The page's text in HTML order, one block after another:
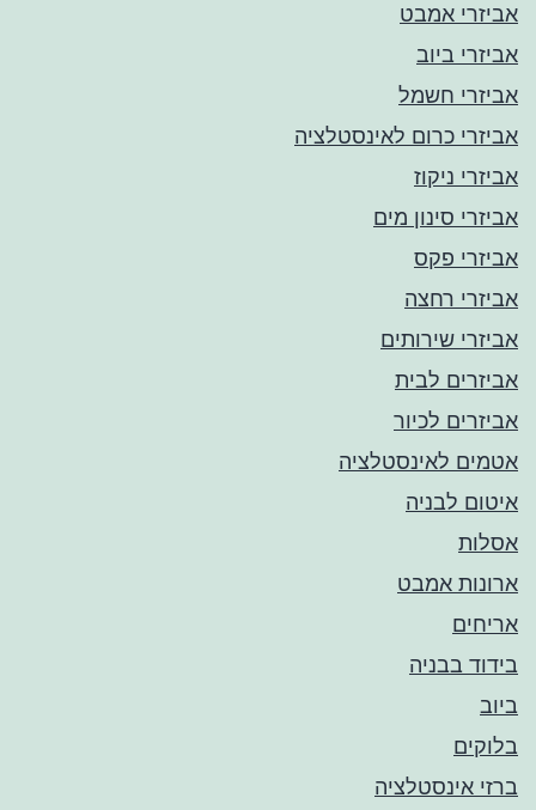
אביזרי אמבט
אביזרי ביוב
אביזרי חשמל
אביזרי כרום לאינסטלציה
אביזרי ניקוז
אביזרי סינון מים
אביזרי פקס
אביזרי רחצה
אביזרי שירותים
אביזרים לבית
אביזרים לכיור
אטמים לאינסטלציה
איטום לבניה
אסלות
ארונות אמבט
אריחים
בידוד בבניה
ביוב
בלוקים
ברזי אינסטלציה